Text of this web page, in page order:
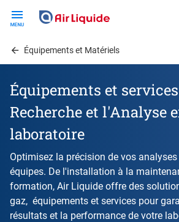
contentÉquipements et Matériels
Équipements et
Recherche et l'Analyse
laboratoire
Optimisez la précision de vos
équipes. De l'installation à la
formation, Air Liquide offre des
gaz, équipements et services pour
résultats et la performance de votre